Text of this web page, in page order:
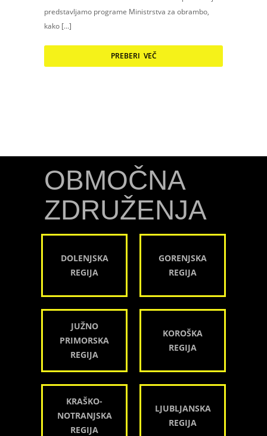
predstavljamo programe Ministrstva za obrambo,
kako […]
PREBERI VEČ
OBMOČNA
ZDRUŽENJA
DOLENJSKA
REGIJA
GORENJSKA
REGIJA
JUŽNO
PRIMORSKA
REGIJA
KOROŠKA
REGIJA
KRAŠKO-
NOTRANJSKA
REGIJA
LJUBLJANSKA
REGIJA